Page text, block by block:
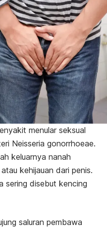
menular seksual
Neisseria gonorrhoeae.
keluarnya nanah
kehijauan dari penis.
sering disebut kencing
saluran pembawa